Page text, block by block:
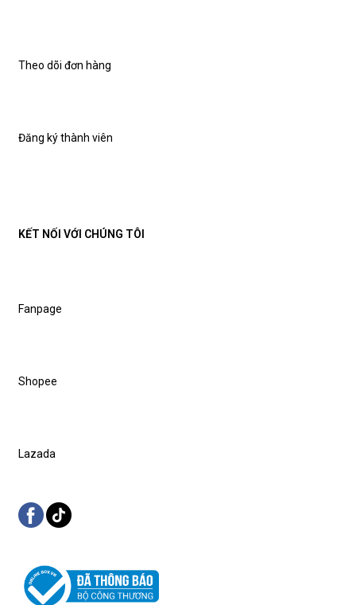
Theo dõi đơn hàng
Đăng ký thành viên
KẾT NỐI VỚI CHÚNG TÔI
Fanpage
Shopee
Lazada